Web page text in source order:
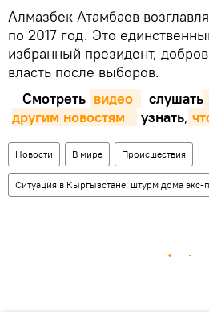
Алмазбек Атамбаев
по 2017 год. Это
избранный президент,
власть после выборов.
Смотреть видео слушать
другим новостям
узнать,
Новости В мире Происшествия
Ситуация в Кыргызстане: штурм дома экс-